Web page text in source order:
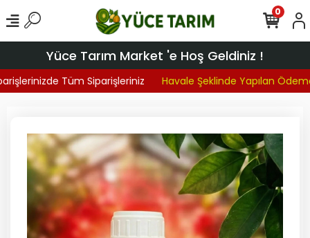
Yüce Tarım Market 'e Hoş Geldiniz !
Tüm Siparişleriniz Havale Şeklinde Yapılan
0